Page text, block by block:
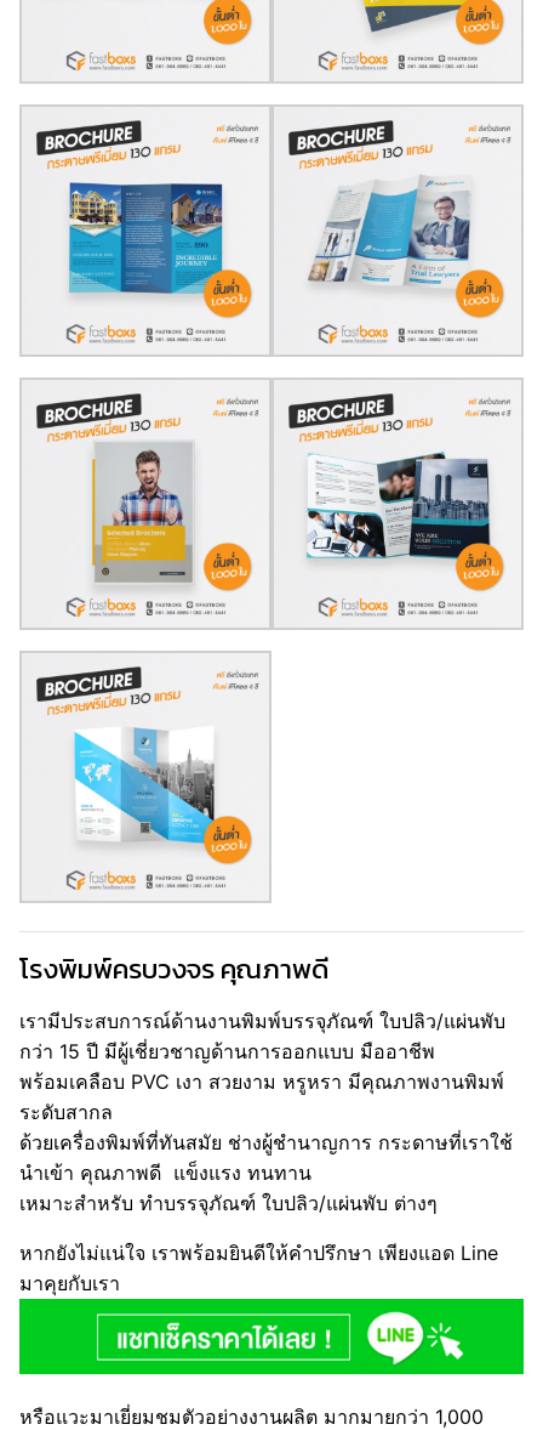
โรงพิมพ์ครบวงจร คุณภาพดี
เรามีประสบการณ์ด้านงานพิมพ์บรรจุภัณฑ์ ใบปลิว/แผ่นพับ
กว่า 15 ปี มีผู้เชี่ยวชาญด้านการออกแบบ มืออาชีพ
พร้อมเคลือบ PVC เงา สวยงาม หรูหรา มีคุณภาพงานพิมพ์
ระดับสากล
ด้วยเครื่องพิมพ์ที่ทันสมัย ช่างผู้ชำนาญการ กระดาษที่เราใช้
นำเข้า คุณภาพดี แข็งแรง ทนทาน
เหมาะสำหรับ ทำบรรจุภัณฑ์ ใบปลิว/แผ่นพับ ต่างๆ
หากยังไม่แน่ใจ เราพร้อมยินดีให้คำปรึกษา เพียงแอด Line
มาคุยกับเรา
หรือแวะมาเยี่ยมชมตัวอย่างงานผลิต มากมายกว่า 1,000